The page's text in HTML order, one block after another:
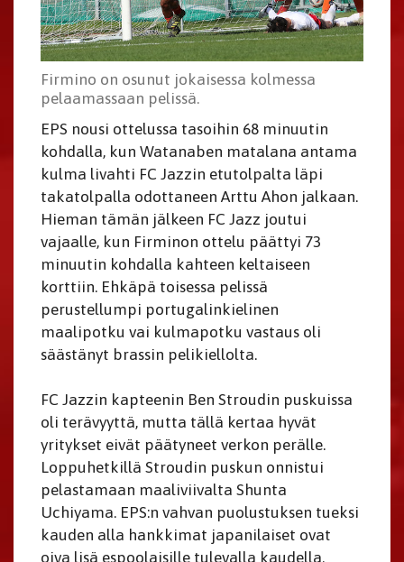
Firmino on osunut jokaisessa kolmessa
pelaamassaan pelissä.
EPS nousi ottelussa tasoihin 68 minuutin
kohdalla, kun Watanaben matalana antama
kulma livahti FC Jazzin etutolpalta läpi
takatolpalla odottaneen Arttu Ahon jalkaan.
Hieman tämän jälkeen FC Jazz joutui
vajaalle, kun Firminon ottelu päättyi 73
minuutin kohdalla kahteen keltaiseen
korttiin. Ehkäpä toisessa pelissä
perustellumpi portugalinkielinen
maalipotku vai kulmapotku vastaus oli
säästänyt brassin pelikiellolta.
FC Jazzin kapteenin Ben Stroudin puskuissa
oli terävyyttä, mutta tällä kertaa hyvät
yritykset eivät päätyneet verkon perälle.
Loppuhetkillä Stroudin puskun onnistui
pelastamaan maaliviivalta Shunta
Uchiyama. EPS:n vahvan puolustuksen tueksi
kauden alla hankkimat japanilaiset ovat
oiva lisä espoolaisille tulevalla kaudella.